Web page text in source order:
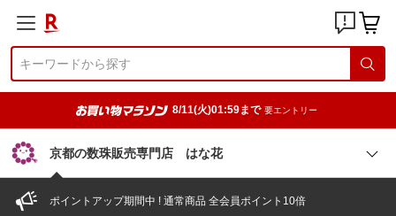
8/11(火)01:59まで 要エントリー
京都の数珠販売専門店 はな花
ポイントアップ期間中 ! 通常商品 全会員ポイント10倍